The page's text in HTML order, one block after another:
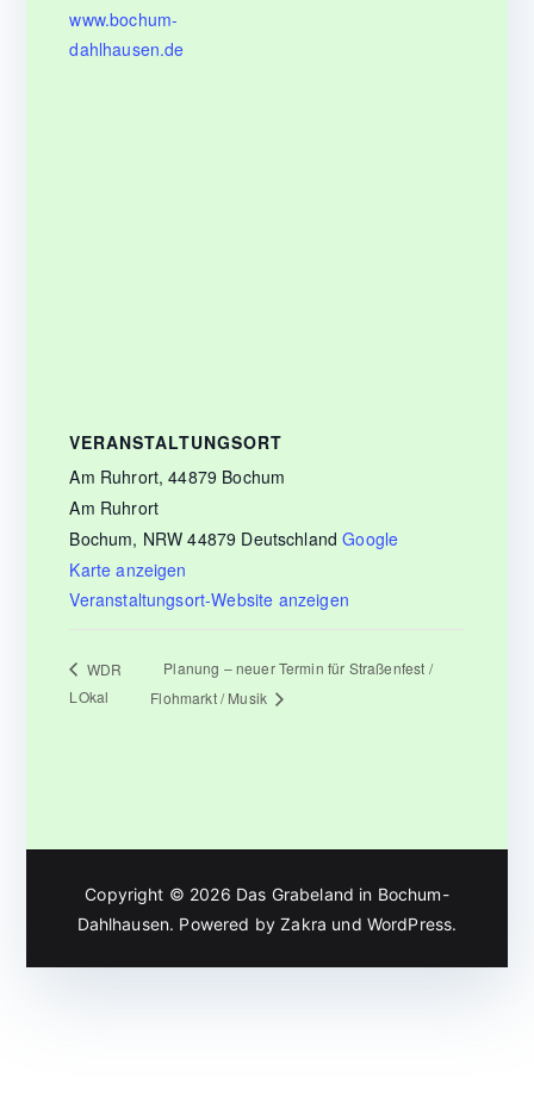
www.bochum-
dahlhausen.de
VERANSTALTUNGSORT
Am Ruhrort, 44879 Bochum
Am Ruhrort
Bochum, NRW 44879 Deutschland Google
Karte anzeigen
Veranstaltungsort-Website anzeigen
WDR
LOkal
Planung – neuer Termin für Straßenfest /
Flohmarkt / Musik
Copyright © 2026 Das Grabeland in Bochum-
Dahlhausen. Powered byZakra und WordPress.